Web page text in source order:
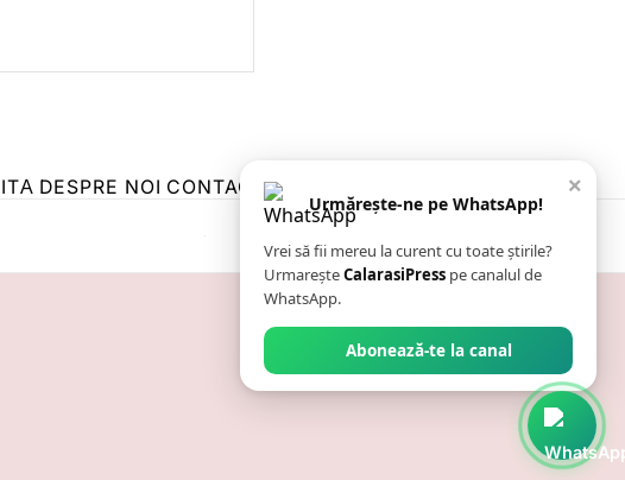
DESPRE NOI CONTACT ZIARUL ANUNȚUL CĂLĂRĂȘEAN
×
Urmărește-ne pe WhatsApp!
Vrei să fii mereu la curent cu toate știrile?
UrmareșteCalarasiPress pe canalul de
WhatsApp.
Abonează-te la canal